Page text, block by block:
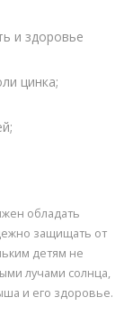
и здоровье
цинка;
обладать
защищать от
детям не
лучами солнца,
и его здоровье.